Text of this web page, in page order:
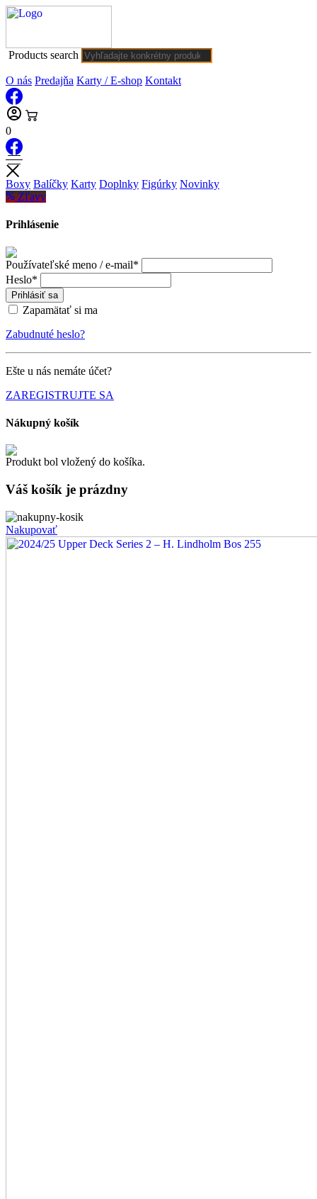
Products search
O nás Predajňa Karty / E-shop Kontakt
0
Boxy Balíčky Karty Doplnky Figúrky Novinky
Zľavy
Prihlásenie
Používateľské meno / e-mail*
Heslo*
Prihlásiť sa
Zapamätať si ma
Zabudnuté heslo?
Ešte u nás nemáte účet?
ZAREGISTRUJTE SA
Nákupný košík
Produkt bol vložený do košíka.
Váš košík je prázdny
Nakupovať